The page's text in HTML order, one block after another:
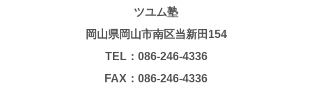
ツユム塾
岡山県岡山市南区当新田154
TEL：086-246-4336
FAX：086-246-4336